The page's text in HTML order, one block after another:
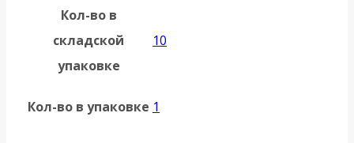
Кол-во в
складской
упаковке
10
Кол-во в упаковке 1